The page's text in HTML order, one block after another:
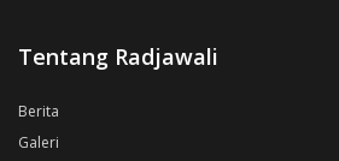
Tentang Radjawali
Berita
Galeri